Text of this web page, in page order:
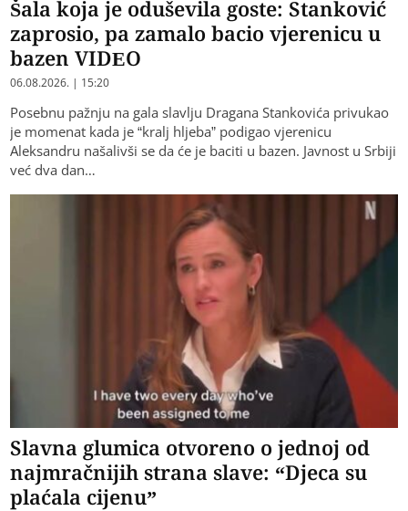
Šala koja je oduševila goste: Stanković
zaprosio, pa zamalo bacio vjerenicu u
bazen VIDEO
06.08.2026. | 15:20
Posebnu pažnju na gala slavlju Dragana Stankovića privukao
je momenat kada je “kralj hljeba” podigao vjerenicu
Aleksandru našalivši se da će je baciti u bazen. Javnost u Srbiji
već dva dan…
Slavna glumica otvoreno o jednoj od
najmračnijih strana slave: “Djeca su
plaćala cijenu”